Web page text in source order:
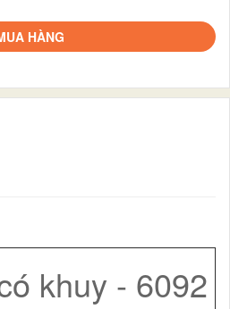
HÀNG
khuy - 6092